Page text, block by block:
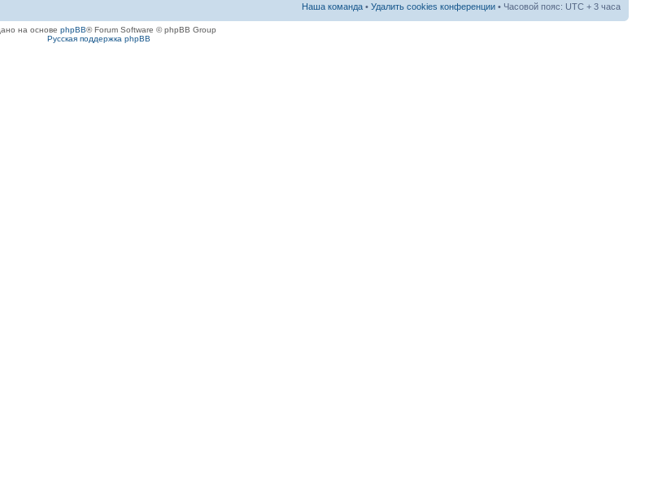
Наша команда • Удалить cookies конференции • Часовой пояс: UTC + 3 часа
на основе phpBB® Forum Software © phpBB Group
Русская поддержка phpBB